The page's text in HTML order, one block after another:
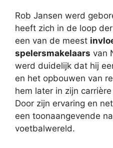
Rob Jansen werd
heeft zich in de loop
een van de meest
spelersmakelaars van
werd duidelijk dat hij
en het opbouwen van
hem later in zijn
Door zijn ervaring en
een toonaangevende
voetbalwereld.